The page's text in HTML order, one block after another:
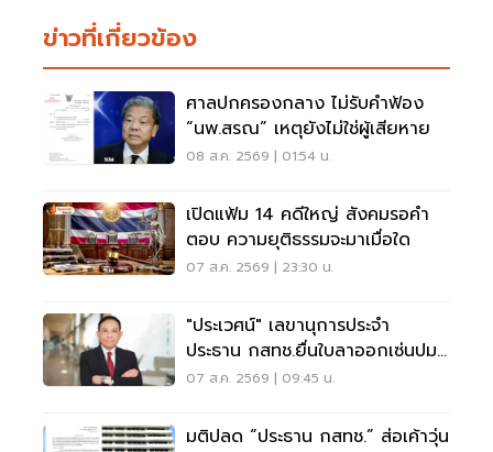
ข่าวที่เกี่ยวข้อง
ศาลปกครองกลาง ไม่รับคำฟ้อง
“นพ.สรณ” เหตุยังไม่ใช่ผู้เสียหาย
08 ส.ค. 2569 | 01:54 น.
เปิดแฟ้ม 14 คดีใหญ่ สังคมรอคำ
ตอบ ความยุติธรรมจะมาเมื่อใด
07 ส.ค. 2569 | 23:30 น.
"ประเวศน์" เลขานุการประจำ
ประธาน กสทช.ยื่นใบลาออกเซ่นปม
คุณสมบัตินพ.สรณ
07 ส.ค. 2569 | 09:45 น.
มติปลด “ประธาน กสทช.” ส่อเค้าวุ่น